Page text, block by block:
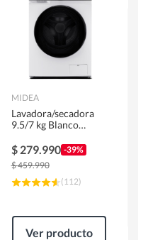
MIDEA
Lavadora/secadora
9.5/7 kg Blanco
$ 279.990 -39%
$459.990
(112)
Ver producto